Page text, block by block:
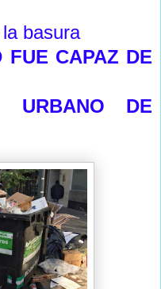
basura
FUE CAPAZ DE
DE